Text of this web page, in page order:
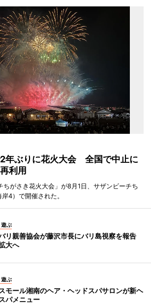
年ぶりに花火大会 全国で中止に
利用
ちがさき花火大会」が8月1日、サザンビーチち
4）で開催された。
遊ぶ
リ親善協会が藤沢市長にバリ島視察を報告
大へ
遊ぶ
モール湘南のヘア・ヘッドスパサロンが新ヘ
パメニュー